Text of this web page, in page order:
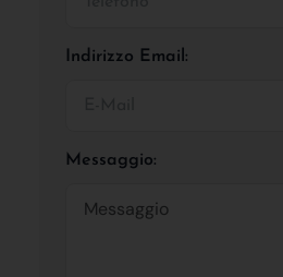
Indirizzo Email:
Messaggio: